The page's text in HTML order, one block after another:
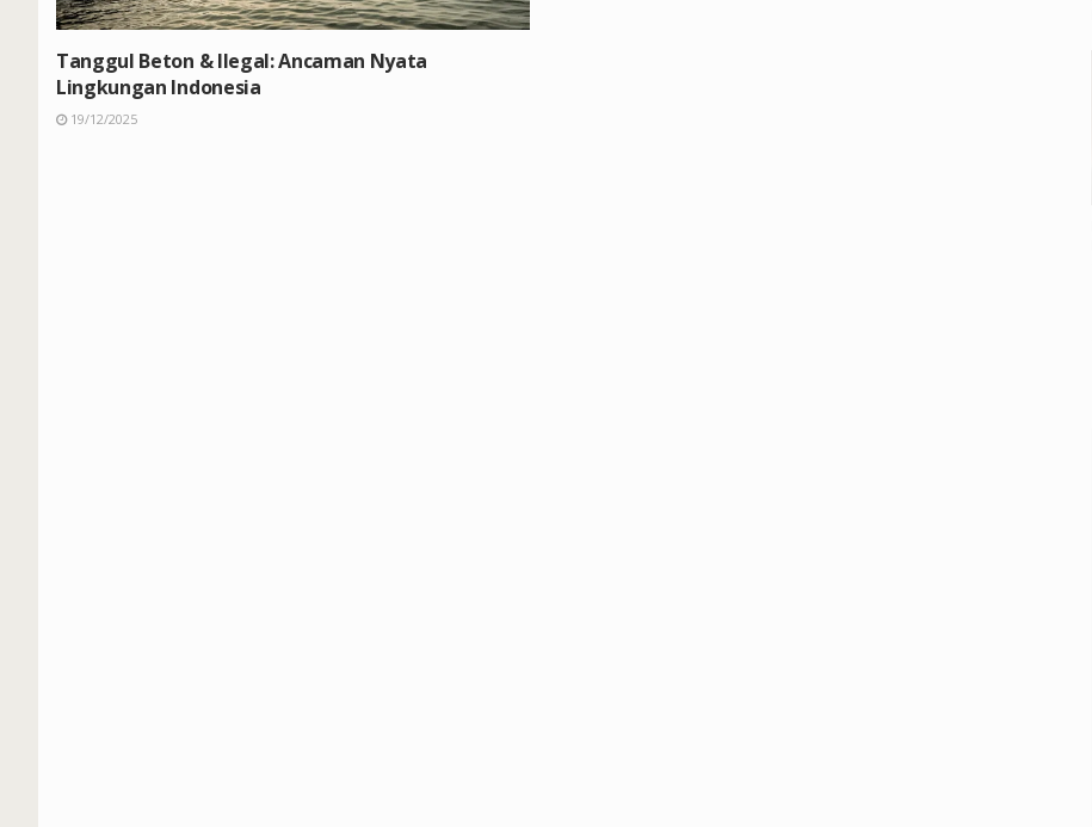
Tanggul Beton & Ilegal: Ancaman Nyata
Lingkungan Indonesia
19/12/2025